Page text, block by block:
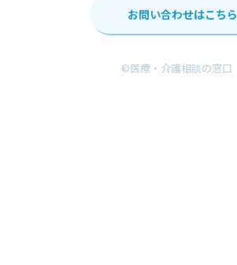
お問い合わせはこちら
©︎医療・介護相談の窓口